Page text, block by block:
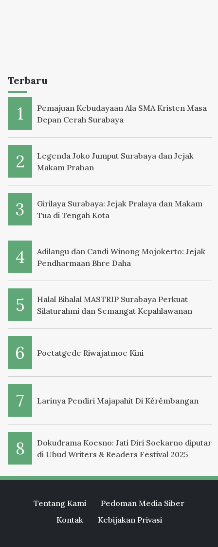
Terbaru
Pemajuan Kebudayaan Ala SMA Kristen Masa
Depan Cerah Surabaya
Legenda Joko Jumput Surabaya dan Jejak
Makam Praban
Girilaya Surabaya: Jejak Pralaya dan Makam
Tua di Tengah Kota
Adilangu dan Candi Winong Mojokerto: Jejak
Pendharmaan Bhre Daha
Halal Bihalal MASTRIP Surabaya Perkuat
Silaturahmi dan Semangat Kepahlawanan
Poetatgede Riwajatmoe Kini
Larinya Pendiri Majapahit Di Kěrěmbangan
Dokudrama Koesno: Jati Diri Soekarno diputar
di Ubud Writers & Readers Festival 2025
Tentang Kami
Pedoman Media Siber
Kontak
Kebijakan Privasi